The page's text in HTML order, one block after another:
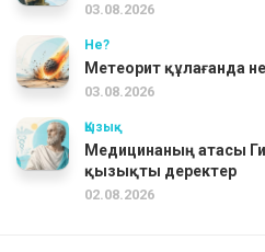
03.08.2026
Не?
Метеорит құлағанда
03.08.2026
Қызық
Медицинаның атасы
қызықты деректер
02.08.2026